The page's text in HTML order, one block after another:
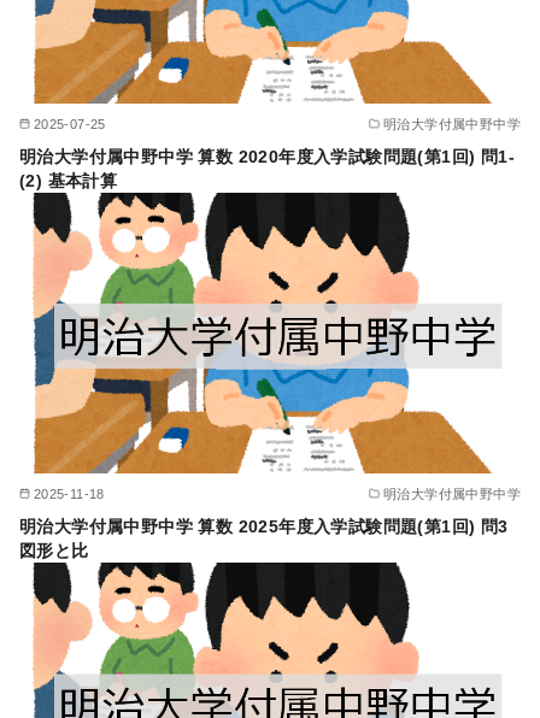
2025-07-25 明治大学付属中野中学
明治大学付属中野中学 算数 2020年度入学試験問題(第1回) 問1-
(2) 基本計算
2025-11-18 明治大学付属中野中学
明治大学付属中野中学 算数 2025年度入学試験問題(第1回) 問3
図形と比